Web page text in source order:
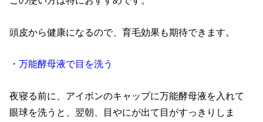
頭皮から健康になるので、育毛効果も期待できます。
・万能酵母液で目を洗う
夜寝る前に、アイボンのキャップに万能酵母液を入れて
眼球を洗うと、翌朝、目やにが出て目がすっきりしま